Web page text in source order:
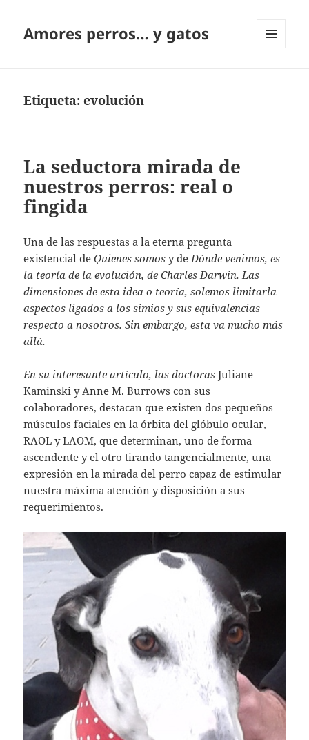
Amores perros… y gatos
Etiqueta:evolución
La seductora mirada de
nuestros perros: real o
fingida
Una de las respuestas a la eterna pregunta
existencial deQuienes somos y deDónde venimos, es
la teoría de la evolución, de Charles Darwin. Las
dimensiones de esta idea o teoría, solemos limitarla
aspectos ligados a los simios y sus equivalencias
respecto a nosotros. Sin embargo, esta va mucho más
allá.
En su interesante artículo, las doctorasJuliane
Kaminski y Anne M. Burrows con sus
colaboradores, destacan que existen dos pequeños
músculos faciales en la órbita del glóbulo ocular,
RAOL y LAOM, que determinan, uno de forma
ascendente y el otro tirando tangencialmente, una
expresión en la mirada del perro capaz de estimular
nuestra máxima atención y disposición a sus
requerimientos.